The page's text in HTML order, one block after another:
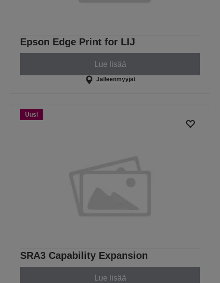
Epson Edge Print for LIJ
Lue lisää
Jälleenmyyjät
Uusi
SRA3 Capability Expansion
Lue lisää